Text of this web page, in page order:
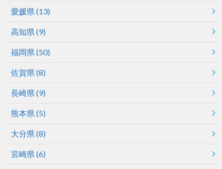
愛媛県 (13)
高知県 (9)
福岡県 (50)
佐賀県 (8)
長崎県 (9)
熊本県 (5)
大分県 (8)
宮崎県 (6)